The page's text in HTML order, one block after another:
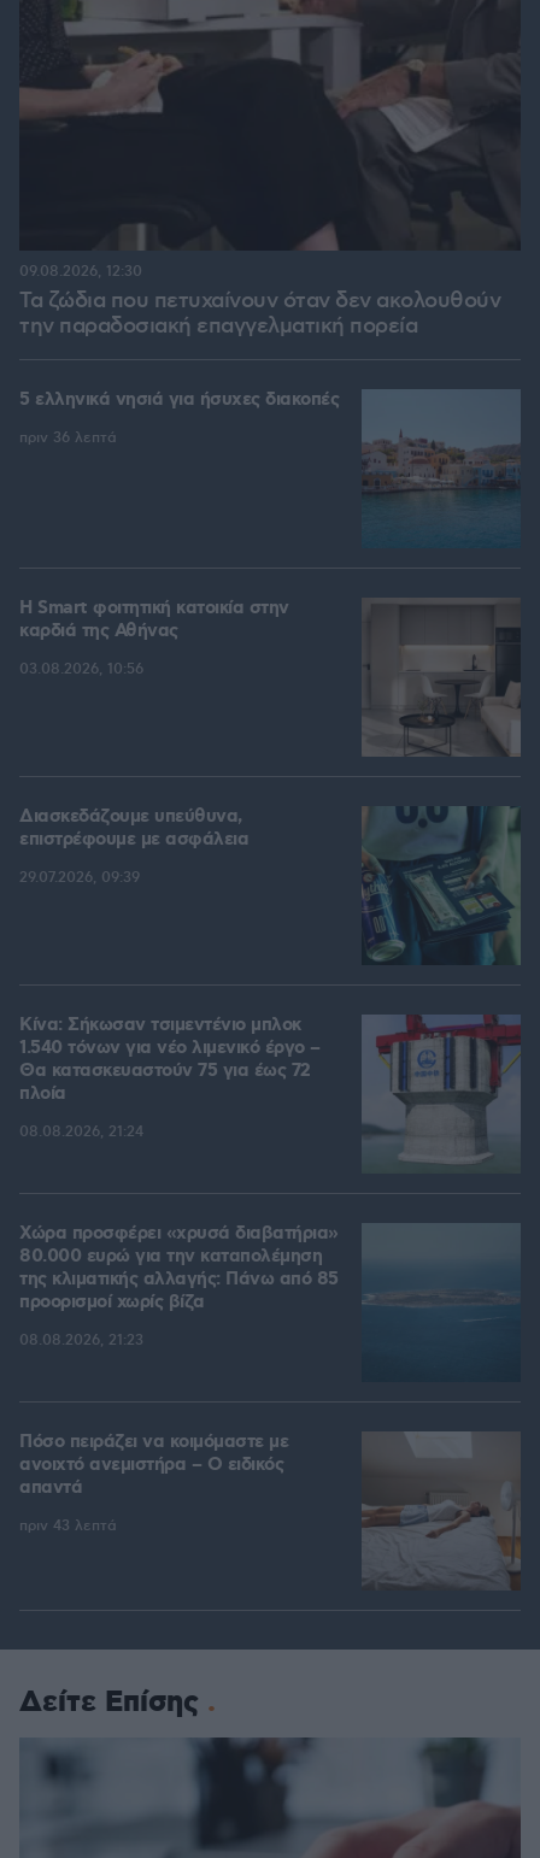
Τα ζώδια που πετυχαίνουν όταν δεν ακολουθούν
την παραδοσιακή επαγγελματική πορεία
09.08.2026, 12:30
5 ελληνικά νησιά για ήσυχες διακοπές
πριν 36 λεπτά
Η Smart φοιτητική κατοικία στην
καρδιά της Αθήνας
03.08.2026, 10:56
Διασκεδάζουμε υπεύθυνα,
επιστρέφουμε με ασφάλεια
29.07.2026, 09:39
Κίνα: Σήκωσαν τσιμεντένιο μπλοκ
1.540 τόνων για νέο λιμενικό έργο –
Θα κατασκευαστούν 75 για έως 72
πλοία
08.08.2026, 21:24
Χώρα προσφέρει «χρυσά διαβατήρια»
80.000 ευρώ για την καταπολέμηση
της κλιματικής αλλαγής: Πάνω από 85
προορισμοί χωρίς βίζα
08.08.2026, 21:23
Πόσο πειράζει να κοιμόμαστε με
ανοιχτό ανεμιστήρα – Ο ειδικός
απαντά
πριν 43 λεπτά
Δείτε Επίσης